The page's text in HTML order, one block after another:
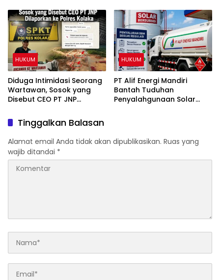
Penggelapan
AMI
HUKUM
Diduga Intimidasi Seorang
Wartawan, Sosok yang
Disebut CEO PT JNP
Kolaka
HUKUM
PT Alif Energi Mandiri
Bantah Tuduhan
Penyalahgunaan Solar
Tinggalkan Balasan
Alamat email Anda tidak akan dipublikasikan. Ruas yang
wajib ditandai *